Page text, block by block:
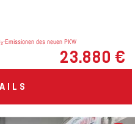
Emissionen des neuen PKW
23.880 €